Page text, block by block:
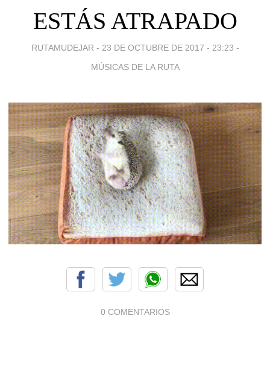
ESTÁS ATRAPADO
RUTAMUDEJAR - 23 DE OCTUBRE DE 2017 - 23:23 -
MÚSICAS DE LA RUTA
0 COMENTARIOS